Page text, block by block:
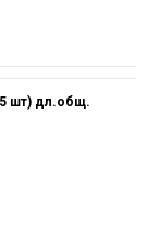
шт) дл.общ.